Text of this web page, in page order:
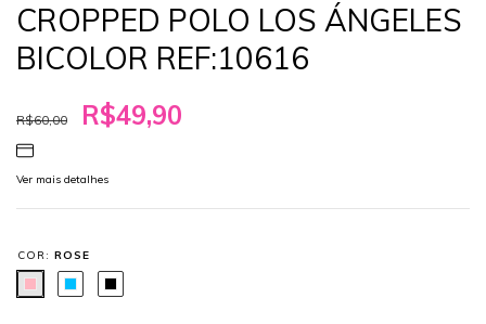
CROPPED POLO LOS ÁNGELES
BICOLOR REF:10616
R$60,00 R$49,90
Ver mais detalhes
COR: ROSE